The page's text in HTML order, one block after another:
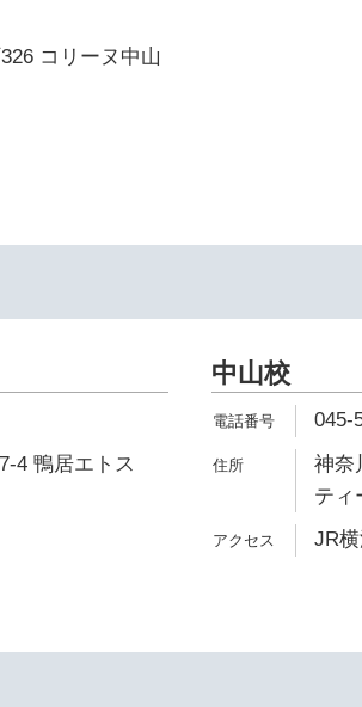
コリーヌ中山
4 鴨居エトス
中山校
045-
神奈
ティ
JR